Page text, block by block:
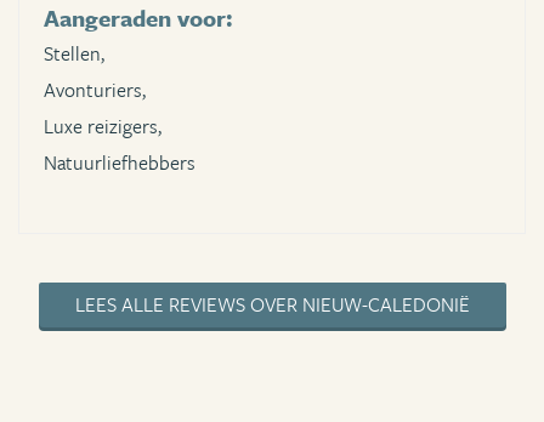
Aangeraden voor:
Stellen,
Avonturiers,
Luxe reizigers,
Natuurliefhebbers
LEES ALLE REVIEWS OVER NIEUW-CALEDONIË